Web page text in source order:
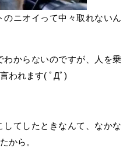
ニオイって中々取れないん
からないのですが、人を乗
われます( ﾟДﾟ)
てしたときなんて、なかな
から。